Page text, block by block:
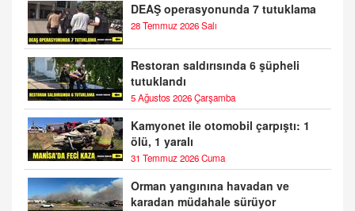
DEAŞ operasyonunda 7 tutuklama
28 Temmuz 2026 Salı
Restoran saldırısında 6 şüpheli
tutuklandı
5 Ağustos 2026 Çarşamba
Kamyonet ile otomobil çarpıştı: 1
ölü, 1 yaralı
31 Temmuz 2026 Cuma
Orman yangınına havadan ve
karadan müdahale sürüyor